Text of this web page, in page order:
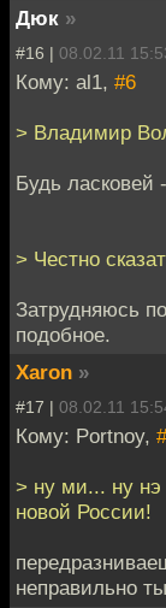
Дюк »
#16 | 08.02.11
Кому: al1, #6
> Владимир
Будь ласковей
> Честно
Затрудняюсь
подобное.
Xaron »
#17 | 08.02.11
Кому: Portnoy,
> ну ми... ну
новой России!
неправильно